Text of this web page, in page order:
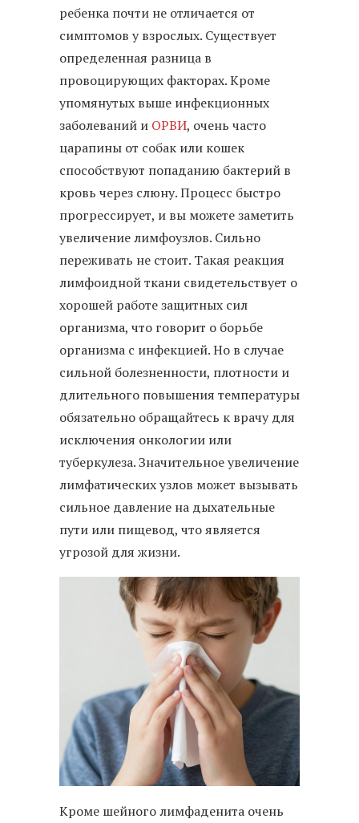
ребенка почти не отличается от
симптомов у взрослых. Существует
определенная разница в
провоцирующих факторах. Кроме
упомянутых выше инфекционных
заболеваний и ОРВИ, очень часто
царапины от собак или кошек
способствуют попаданию бактерий в
кровь через слюну. Процесс быстро
прогрессирует, и вы можете заметить
увеличение лимфоузлов. Сильно
переживать не стоит. Такая реакция
лимфоидной ткани свидетельствует о
хорошей работе защитных сил
организма, что говорит о борьбе
организма с инфекцией. Но в случае
сильной болезненности, плотности и
длительного повышения температуры
обязательно обращайтесь к врачу для
исключения онкологии или
туберкулеза. Значительное увеличение
лимфатических узлов может вызывать
сильное давление на дыхательные
пути или пищевод, что является
угрозой для жизни.
Кроме шейного лимфаденита очень